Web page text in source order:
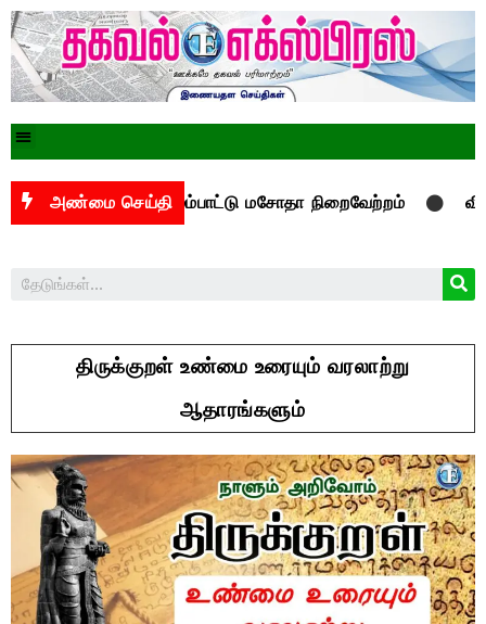
அண்மை செய்தி
மேம்பாட்டு மசோதா நிறைவேற்றம்
திருக்குறள் உண்மை உரையும் வரலாற்று
ஆதாரங்களும்